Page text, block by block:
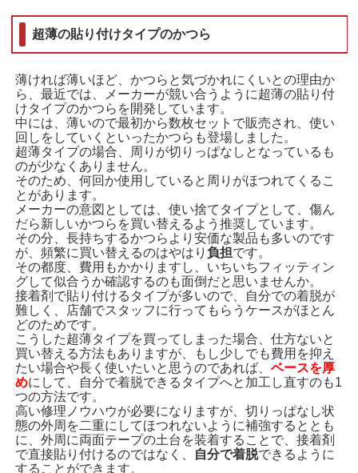
超薄の貼り付けタイプのかつら
薄ければ薄いほど、かつらと気づかれにくいとの理由か
ら、最近では、メーカーが競い合うように超薄の貼り付
けタイプのかつらを開発しています。
中には、薄いので最初から数枚セットで販売され、使い
回しをしていくといったかつらも登場しました。
超薄タイプの場合、周りが切りっぱなしとなっているも
のが少なくありません。
そのため、何回か使用していると周りがほつれてくるこ
とがあります。
メーカーの意図としては、使い捨てタイプとして、傷ん
だら新しいかつらを買い替えるよう推奨しています。
その分、長持ちするかつらより安価な製品も多いのです
が、頻繁に買い替えるのはやはり負担です。
その都度、費用もかかりますし、いちいちフィッティン
グして似合うか確認するのも面倒だと思いませんか。
接着剤で貼り付けるタイプが多いので、自分での着脱が
難しく、店舗でスタッフに行ってもらうケースがほとん
どのためです。
こうした超薄タイプを買ってしまった場合、仕方ないと
買い替える方法もありますが、もし少しでも費用を抑え
たい場合や長く使いたいと思うのであれば、ベースを厚
めにして、自分で着脱できるタイプへと加工し直すのも1
つの方法です。
高い修理ノウハウが必要になりますが、切りっぱなし状
態の外周を二重にしてほつれないように補強するととも
に、外周に両面テープの土台を装着することで、接着剤
で直接貼り付けるのではなく、 自分で着脱できるように
することができます。